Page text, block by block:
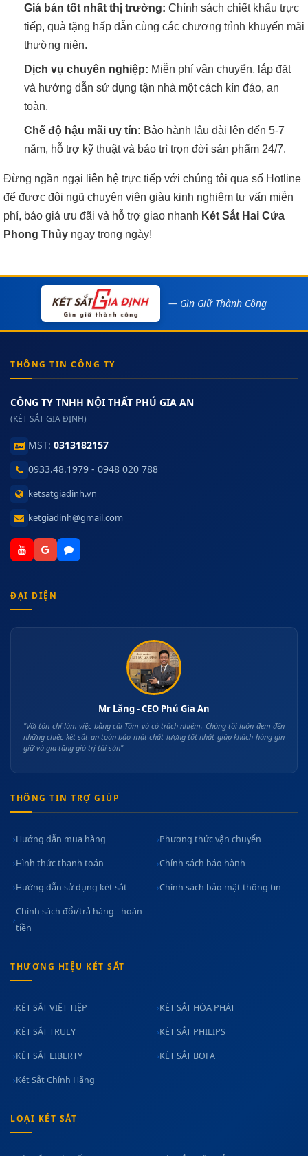
Giá bán tốt nhất thị trường: Chính sách chiết khấu trực
tiếp, quà tặng hấp dẫn cùng các chương trình khuyến mãi
thường niên.
Dịch vụ chuyên nghiệp: Miễn phí vận chuyển, lắp đặt
và hướng dẫn sử dụng tận nhà một cách kín đáo, an
toàn.
Chế độ hậu mãi uy tín: Bảo hành lâu dài lên đến 5-7
năm, hỗ trợ kỹ thuật và bảo trì trọn đời sản phẩm 24/7.
Đừng ngần ngại liên hệ trực tiếp với chúng tôi qua số Hotline
để được đội ngũ chuyên viên giàu kinh nghiệm tư vấn miễn
phí, báo giá ưu đãi và hỗ trợ giao nhanh Két Sắt Hai Cửa
Phong Thủy ngay trong ngày!
— Gìn Giữ Thành Công
THÔNG TIN CÔNG TY
CÔNG TY TNHH NỘI THẤT PHÚ GIA AN
(KÉT SẮT GIA ĐỊNH)
MST: 0313182157
0933.48.1979 - 0948 020 788
ketsatgiadinh.vn
ketgiadinh@gmail.com
ĐẠI DIỆN
Mr Lăng - CEO Phú Gia An
"Với tôn chỉ làm việc bằng cái Tâm và có trách nhiệm, Chúng tôi luôn đem đến
những chiếc két sắt an toàn bảo mật chất lượng tốt nhất giúp khách hàng gìn
giữ và gia tăng giá trị tài sản"
THÔNG TIN TRỢ GIÚP
Hướng dẫn mua hàng Phương thức vận chuyển
Hình thức thanh toán Chính sách bảo hành
Hướng dẫn sử dụng két sắt Chính sách bảo mật thông tin
Chính sách đổi/trả hàng - hoàn
tiền
THƯƠNG HIỆU KÉT SẮT
KÉT SẮT VIỆT TIỆP KÉT SẮT HÒA PHÁT
KÉT SẮT TRULY KÉT SẮT PHILIPS
KÉT SẮT LIBERTY KÉT SẮT BOFA
Két Sắt Chính Hãng
LOẠI KÉT SẮT